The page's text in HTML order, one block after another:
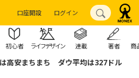
口座開設 ログイン
初心者 ライフデザイン 連載 著者 商
は高安まちまち ダウ平均は327ドル